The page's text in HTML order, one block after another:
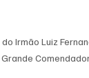
Irmão Luiz